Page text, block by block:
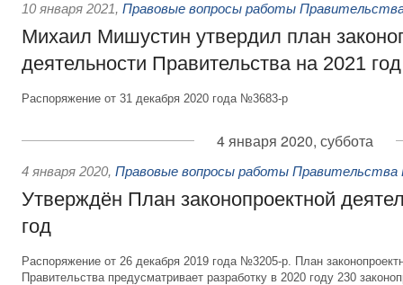
10 января 2021, Правовые вопросы работы
Михаил Мишустин утвердил план
деятельности Правительства на 2021 год
Распоряжение от 31 декабря 2020 года №3683-р
4 января 2020, суббота
4 января 2020, Правовые вопросы работы Правительства
Утверждён План законопроектной
год
Распоряжение от 26 декабря 2019 года №3205-р. План
Правительства предусматривает разработку в 2020 году 230